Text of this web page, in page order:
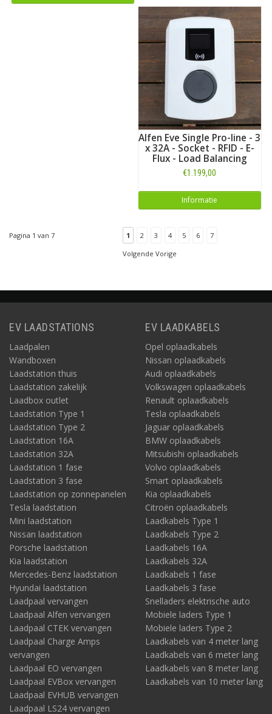
Alfen Eve Single Pro-line - 3
x 32A - Socket - RFID - E-
Flux - Load Balancing
€1.199,00
Informatie
Pagina 1 van 7 1 2 3 4 5 6
7
Volgende Vorige
EV LAADSTATIONS
Laadpalen
Wandboxen
Laadstation thuis
Laadstation zakelijk
Laadbox outlet
Laadstation Type 1
Laadstation Type 2
Laadstation 16A
Laadstation 32A
Laadstation 1 fase
Laadstation 3 fase
Laadstation op zonnepanelen
Tesla laadstation
Mini laadstation
Nissan laadstation
Porsche laadstation
Kia laadstation
Mercedes-Benz laadstation
Hyundai laadstation
Laadpaal vervangen
Laadpaal Alfen vervangen
Laadpaal CTEK vervangen
Laadpaal Charge Amps
vervangen
Laadpaal EO vervangen
Laadpaal EVBox vervangen
Laadpaal EVHUB vervangen
Laadpaal LS24 vervangen
EV LAADKABELS
Opel oplaadkabels
Nissan oplaadkabels
Audi oplaadkabels
Volkswagen oplaadkabels
Renault oplaadkabels
Tesla oplaadkabels
Jaguar oplaadkabels
BMW oplaadkabels
Mitsubishi oplaadkabels
Volvo oplaadkabels
Smart oplaadkabels
Kia oplaadkabels
Citroën oplaadkabels
Laadkabels Type 1
Laadkabels Type 2
Laadkabels 16A
Laadkabels 32A
Laadkabels 1 fase
Laadkabels 3 fase
Snelladers elektrische auto
Mobiele laders Type 1
Mobiele laders Type 2
Laadkabels van 4 meter lang
Laadkabels van 6 meter lang
Laadkabels van 8 meter lang
Laadkabels van 10 meter lang